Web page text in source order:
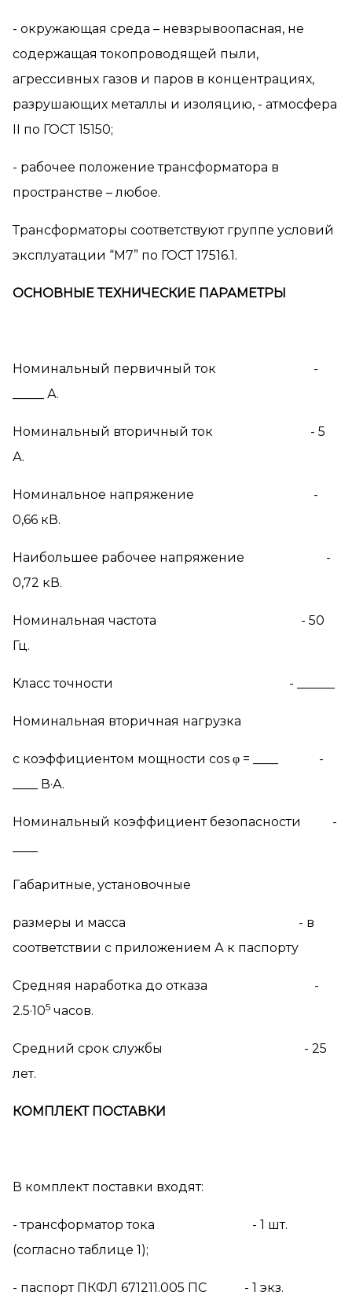
- окружающая среда – невзрывоопасная, не
содержащая токопроводящей пыли,
агрессивных газов и паров в концентрациях,
разрушающих металлы и изоляцию, - атмосфера
II по ГОСТ 15150;
- рабочее положение трансформатора в
пространстве – любое.
Трансформаторы соответствуют группе условий
эксплуатации “М7” по ГОСТ 17516.1.
ОСНОВНЫЕ ТЕХНИЧЕСКИЕ ПАРАМЕТРЫ
Номинальный первичный ток -
_____ А.
Номинальный вторичный ток - 5
А.
Номинальное напряжение -
0,66 кВ.
Наибольшее рабочее напряжение -
0,72 кВ.
Номинальная частота - 50
Гц.
Класс точности - ______
Номинальная вторичная нагрузка
c коэффициентом мощности cos φ = ____ -
____ В·А.
Номинальный коэффициент безопасности -
Габаритные, установочные
размеры и масса - в
соответствии с приложением А к паспорту
Средняя наработка до отказа -
2.5·105 часов.
Средний срок службы - 25
лет.
КОМПЛЕКТ ПОСТАВКИ
В комплект поставки входят:
- трансформатор тока - 1 шт.
(согласно таблице 1);
- паспорт ПКФЛ 671211.005 ПС - 1 экз.